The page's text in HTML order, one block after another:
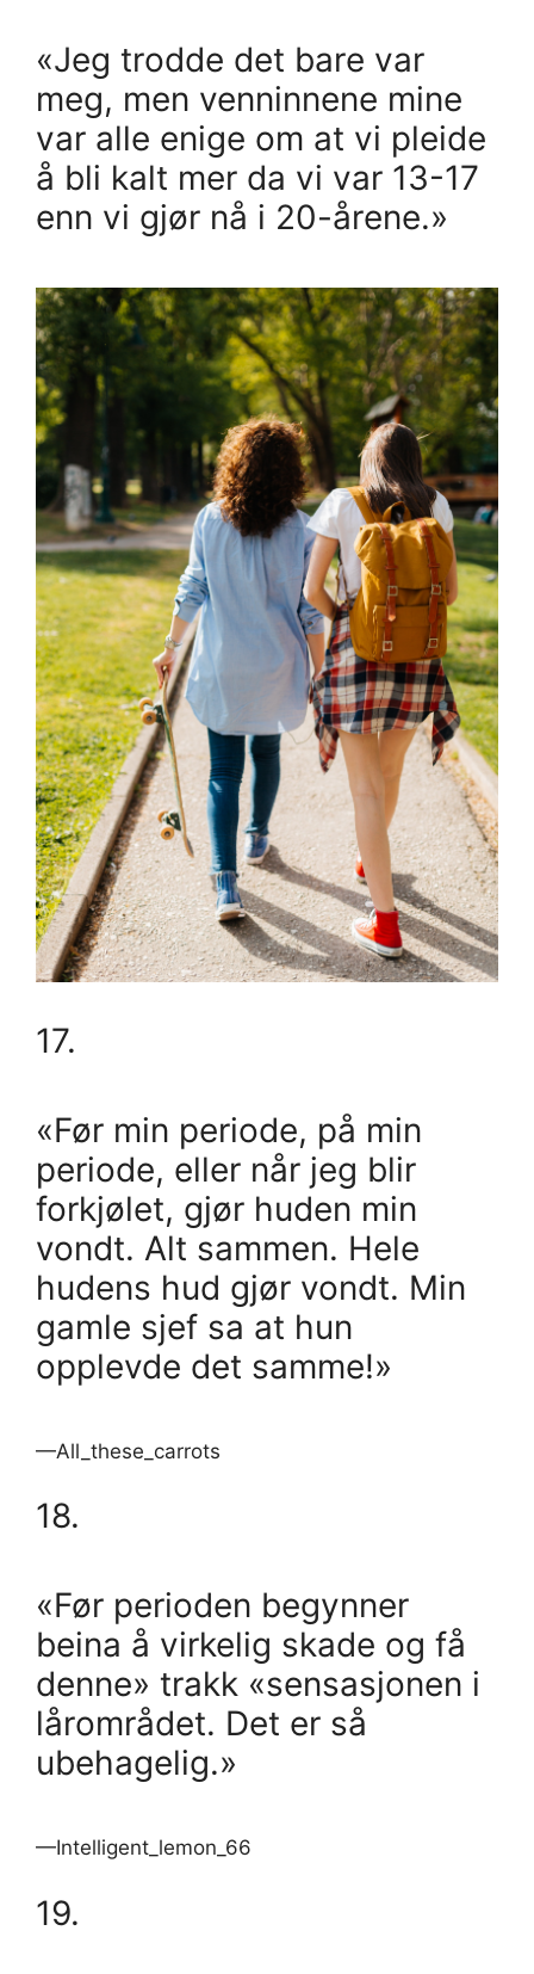
«Jeg trodde det bare var
meg, men venninnene mine
var alle enige om at vi pleide
å bli kalt mer da vi var 13-17
enn vi gjør nå i 20-årene.»
17.
«Før min periode, på min
periode, eller når jeg blir
forkjølet, gjør huden min
vondt. Alt sammen. Hele
hudens hud gjør vondt. Min
gamle sjef sa at hun
opplevde det samme!»
—All_these_carrots
18.
«Før perioden begynner
beina å virkelig skade og få
denne» trakk «sensasjonen i
lårområdet. Det er så
ubehagelig.»
—Intelligent_lemon_66
19.